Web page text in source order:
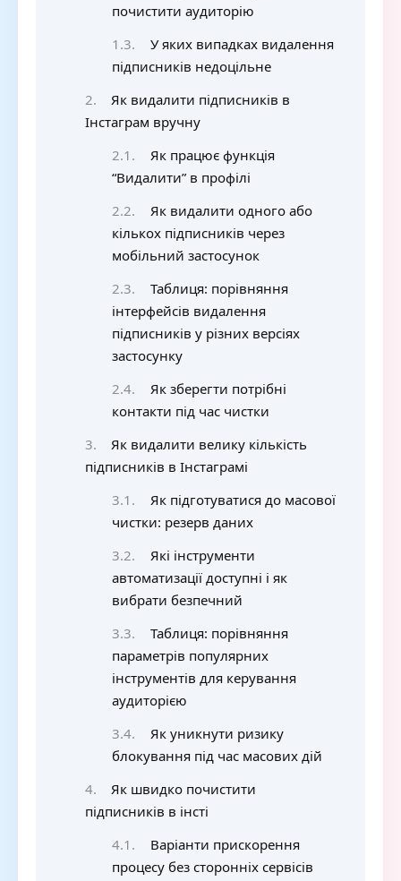
почистити аудиторію
У яких випадках видалення
підписників недоцільне
Як видалити підписників в
Інстаграм вручну
Як працює функція
“Видалити” в профілі
Як видалити одного або
кількох підписників через
мобільний застосунок
Таблиця: порівняння
інтерфейсів видалення
підписників у різних версіях
застосунку
Як зберегти потрібні
контакти під час чистки
Як видалити велику кількість
підписників в Інстаграмі
Як підготуватися до масової
чистки: резерв даних
Які інструменти
автоматизації доступні і як
вибрати безпечний
Таблиця: порівняння
параметрів популярних
інструментів для керування
аудиторією
Як уникнути ризику
блокування під час масових дій
Як швидко почистити
підписників в інсті
Варіанти прискорення
процесу без сторонніх сервісів